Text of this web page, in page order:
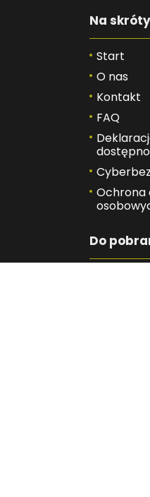
Na skróty
Start
O nas
Kontakt
FAQ
Ochrona
Do